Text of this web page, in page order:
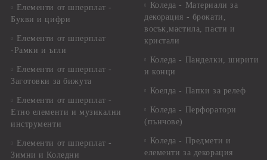
Елементи от шперплат -
Букви и цифри
Елементи от шперплат
-Рамки и ъгли
Елементи от шперплат -
Заготовки за бижута
Елементи от шперплат -
Етно елементи и музикални
инструменти
Елементи от шперплат -
Зимни и Коледни
Коледа - Материали за
декорация - брокати,
восък,мастила, пасти и
кристали
Коледа - Панделки, ширити
и конци
Коелда - Папки за релеф
Коледа - Перфоратори
(пънчове)
Коледа - Предмети и
елементи за декорация